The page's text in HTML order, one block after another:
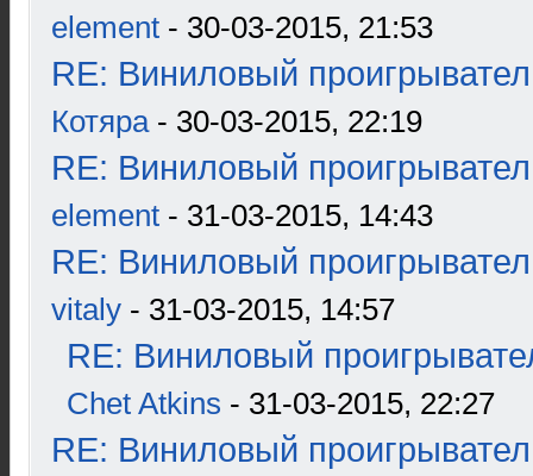
element - 30-03-2015, 21:53
RE: Виниловый
Котяра- 30-03-2015, 22:19
RE: Виниловый
element - 31-03-2015, 14:43
RE: Виниловый
vitaly - 31-03-2015, 14:57
RE: Виниловый
Chet Atkins - 31-03-2015, 22:27
RE: Виниловый